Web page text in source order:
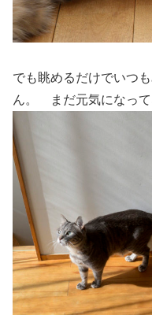
でも眺めるだけでいつ
ん。 まだ元気になって